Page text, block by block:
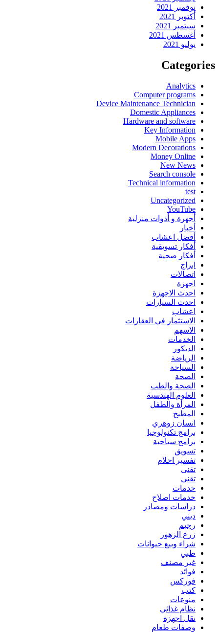
نوفمبر 2021
أكتوبر 2021
سبتمبر 2021
أغسطس 2021
يوليو 2021
Categories
Analytics
Computer programs
Device Maintenance Technician
Domestic Appliances
Hardware and software
Key Information
Mobile Apps
Modern Decorations
Money Online
New News
Search console
Technical information
test
Uncategorized
YouTube
أجهرة و أدوات منزلية
أخبار
أفضل اعشاب
أفكار تسويقية
أفكار صحية
ابراج
اتصالات
اجهزة
احدث الاجهزة
احدث السيارات
اعشاب
الاستثمار في العقارات
الاسهم
الخدمات
الديكور
الرياضة
السياحة
الصحة
الصحة والطب
العلوم الهندسية
المرأة والطفل
المطبخ
انسان زوهري
برامج تكنولوجيا
برامج سياحية
تسويق
تفسير احلام
تقنى
تقني
خدمات
خدمات اصلاح
دراسات ومصادر
ديني
رجيم
زرع الزهور
شراء وبيع حيوانات
طبي
غير مصنف
فوائد
فوركس
كتب
منوعات
نظام غذائي
نقل اجهزة
وصفات طعام